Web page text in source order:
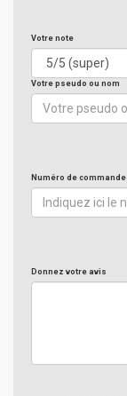
Votre note
Votre pseudo ou nom
Numéro de commande
Donnez votre avis